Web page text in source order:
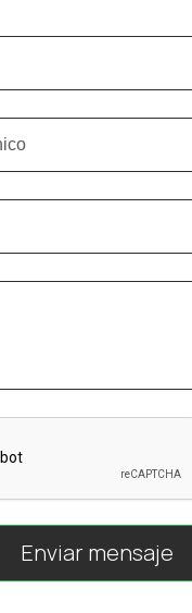
Enviar mensaje